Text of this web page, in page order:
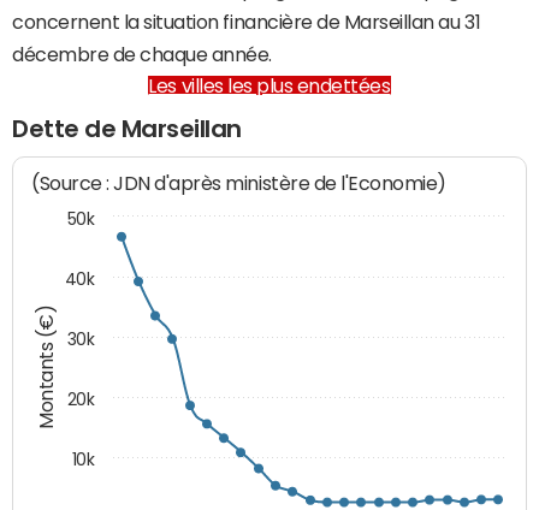
concernent la situation financière de Marseillan au 31
décembre de chaque année.
Les villes les plus endettées
Dette de Marseillan
Montants (€)
(Source : JDN d'après ministère de l'Economie)
10k
20k
30k
40k
50k